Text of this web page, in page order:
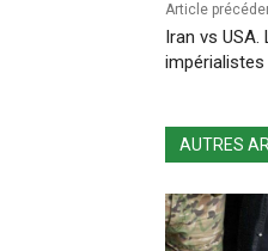
Article
Iran vs
impérialistes
AUTRES